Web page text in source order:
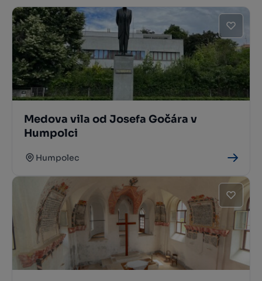
Medova vila od Josefa Gočára v
Humpolci
Humpolec